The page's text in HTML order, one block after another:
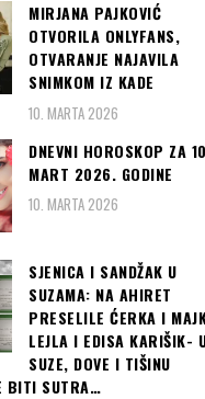
MIRJANA PAJKOVIĆ
OTVORILA ONLYFANS,
OTVARANJE NAJAVILA
SNIMKOM IZ KADE
10. MARTA 2026
DNEVNI HOROSKOP ZA
MART 2026. GODINE
10. MARTA 2026
SJENICA I SANDŽAK U
SUZAMA: NA AHIRET
PRESELILE ĆERKA I
LEJLA I EDISA KARIŠIK-
SUZE, DOVE I TIŠINU
BITI SUTRA…